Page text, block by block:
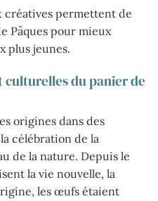
créatives permettent de
Pâques pour mieux
plus jeunes.
culturelles du panier de
origines dans des
célébration de la
de la nature. Depuis le
la vie nouvelle, la
les œufs étaient